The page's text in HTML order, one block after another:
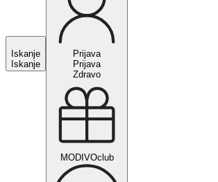
Iskanje
Iskanje
Prijava
Prijava
Zdravo
MODIVOclub